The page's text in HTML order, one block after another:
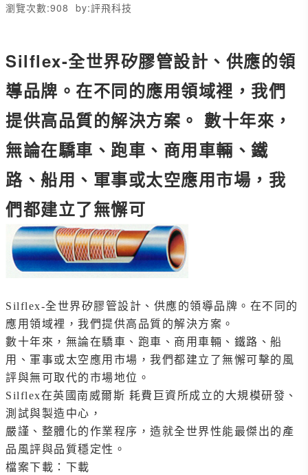
瀏覽次數:908 by:評飛科技
Silflex-全世界矽膠管設計、供應的領
導品牌。在不同的應用領域裡，我們
提供高品質的解決方案。 數十年來，
無論在驕車、跑車、商用車輛、鐵
路、船用、軍事或太空應用市場，我
們都建立了無懈可
Silflex-全世界矽膠管設計、供應的領導品牌。在不同的
應用領域裡，我們提供高品質的解決方案。
數十年來，無論在驕車、跑車、商用車輛、鐵路、船
用、軍事或太空應用市場，我們都建立了無懈可擊的風
評與無可取代的市場地位。
Silflex在英國南威爾斯 耗費巨資所成立的大規模研發、
測試與製造中心，
嚴謹、整體化的作業程序，造就全世界性能最傑出的產
品風評與品質穩定性。
檔案下載： 下載